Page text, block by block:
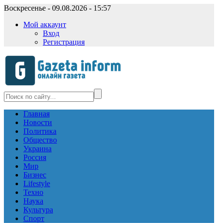
Воскресенье - 09.08.2026 - 15:57
Мой аккаунт
Вход
Регистрация
Главная
Новости
Политика
Общество
Украина
Россия
Мир
Бизнес
Lifestyle
Техно
Наука
Культура
Спорт